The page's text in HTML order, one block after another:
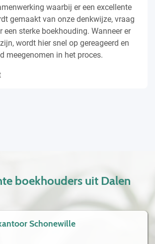
waarbij er een excellente
gemaakt van onze denkwijze, vraag
een sterke boekhouding. Wanneer er
wordt hier snel op gereageerd en
meegenomen in het proces.
boekhouders uit Dalen
Schonewille